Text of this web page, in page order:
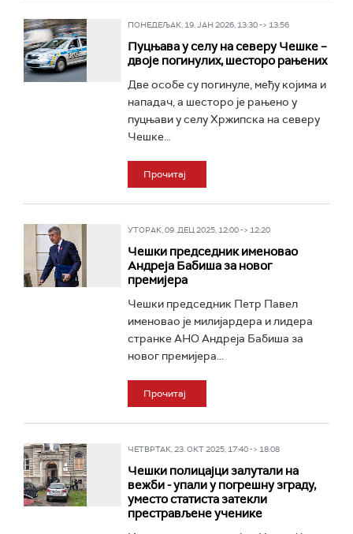
ПОНЕДЕЉАК, 19. ЈАН 2026, 13:30 -> 13:56
Пуцњава у селу на северу Чешке –
двоје погинулих, шесторо рањених
Две особе су погинуле, међу којима и
нападач, а шесторо је рањено у
пуцњави у селу Хржипска на северу
Чешке...
Прочитај
УТОРАК, 09. ДЕЦ 2025, 12:00 -> 12:20
Чешки председник именовао
Андреја Бабиша за новог
премијера
Чешки председник Петр Павел
именовао је милијардера и лидера
странке АНО Андреја Бабиша за
новог премијера...
Прочитај
ЧЕТВРТАК, 23. ОКТ 2025, 17:40 -> 18:08
Чешки полицајци залутали на
вежби - упали у погрешну зграду,
уместо статиста затекли
престрављене ученике